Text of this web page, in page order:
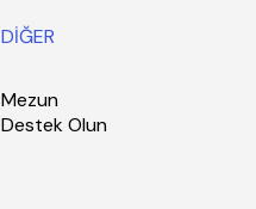
DİĞER
Mezun
Destek Olun